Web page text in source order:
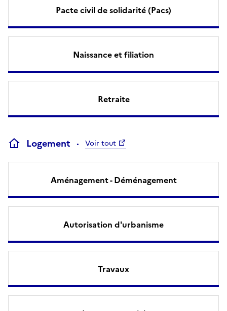
Pacte civil de solidarité (Pacs)
Naissance et filiation
Retraite
Logement Voir tout
Aménagement - Déménagement
Autorisation d'urbanisme
Travaux